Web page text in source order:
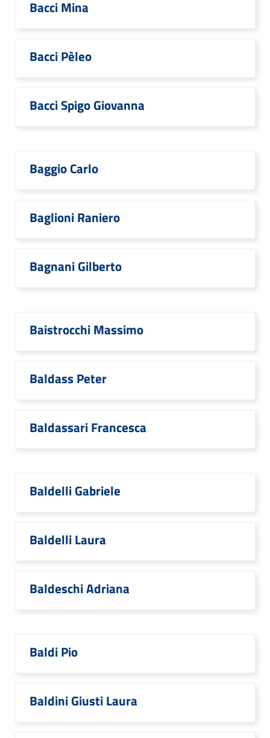
Bacci Mina
Bacci Pèleo
Bacci Spigo Giovanna
Baggio Carlo
Baglioni Raniero
Bagnani Gilberto
Baistrocchi Massimo
Baldass Peter
Baldassari Francesca
Baldelli Gabriele
Baldelli Laura
Baldeschi Adriana
Baldi Pio
Baldini Giusti Laura